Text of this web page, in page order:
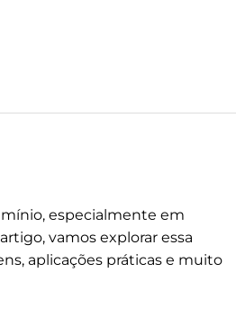
especialmente em
vamos explorar essa
aplicações práticas e muito